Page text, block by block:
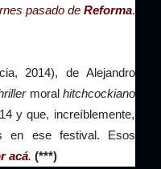
pasado de Reforma.
2014), de Alejandro
moralhitchcockiano
y que, increíblemente,
en ese festival. Esos
acá. (***)